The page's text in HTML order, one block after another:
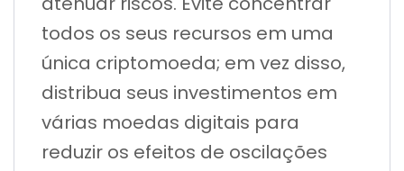
todos os seus recursos em uma
única criptomoeda; em vez disso,
distribua seus investimentos em
várias moedas digitais para
reduzir os efeitos de oscilações